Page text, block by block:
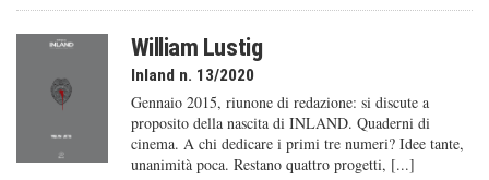
William Lustig
Inland n. 13/2020
Gennaio 2015, riunone di redazione: si discute a
proposito della nascita di INLAND. Quaderni di
cinema. A chi dedicare i primi tre numeri? Idee tante,
unanimità poca. Restano quattro progetti, [...]